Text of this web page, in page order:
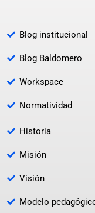
Blog institucional
Blog Baldomero
Workspace
Normatividad
Historia
Misión
Visión
Modelo